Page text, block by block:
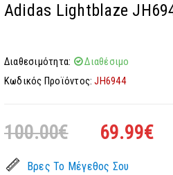
Adidas Lightblaze
Διαθεσιμότητα:
Διαθέσιμο
Κωδικός Προϊόντος: JH6944
100.00€ 69.99€
Βρες Το Μέγεθος Σου